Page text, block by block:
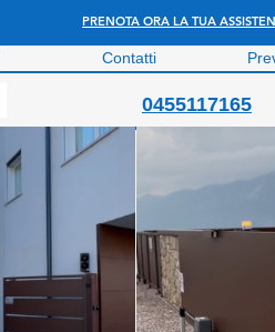
PRENOTA ORA LA TUA
Contatti
0455117165